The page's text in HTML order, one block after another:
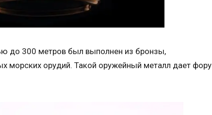
до 300 метров был выполнен из бронзы,
морских орудий. Такой оружейный металл дает фору